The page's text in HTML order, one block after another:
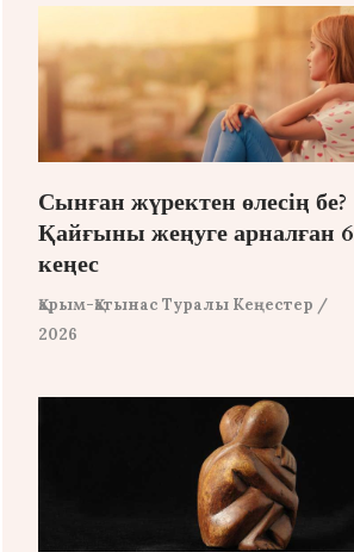
Сынған жүректен өлесің бе?
Қайғыны жеңуге арналған 6
кеңес
Қарым-Қатынас Туралы Кеңестер /
2026